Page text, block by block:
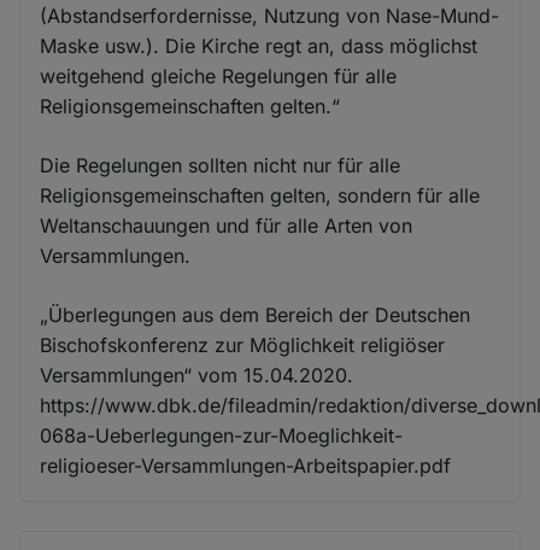
(Abstandserfordernisse, Nutzung von Nase-Mund-
Maske usw.). Die Kirche regt an, dass möglichst
weitgehend gleiche Regelungen für alle
Religionsgemeinschaften gelten.“
Die Regelungen sollten nicht nur für alle
Religionsgemeinschaften gelten, sondern für alle
Weltanschauungen und für alle Arten von
Versammlungen.
„Überlegungen aus dem Bereich der Deutschen
Bischofskonferenz zur Möglichkeit religiöser
Versammlungen“ vom 15.04.2020.
https://www.dbk.de/fileadmin/redaktion/
068a-Ueberlegungen-zur-Moeglichkeit-
religioeser-Versammlungen-Arbeitspapier.pdf